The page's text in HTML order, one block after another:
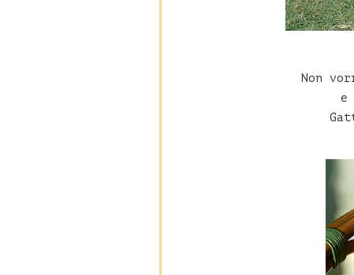
Non
e